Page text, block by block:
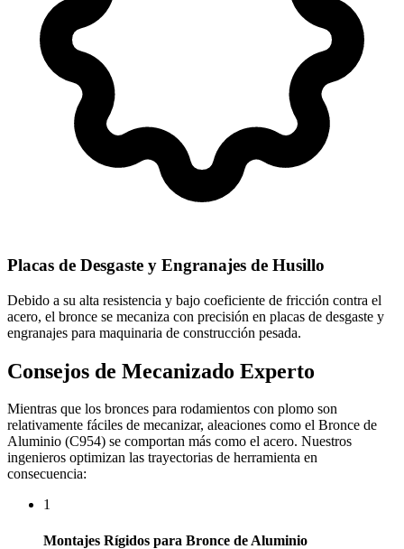
Placas de Desgaste y Engranajes de Husillo
Debido a su alta resistencia y bajo coeficiente de fricción contra el
acero, el bronce se mecaniza con precisión en placas de desgaste y
engranajes para maquinaria de construcción pesada.
Consejos de Mecanizado Experto
Mientras que los bronces para rodamientos con plomo son
relativamente fáciles de mecanizar, aleaciones como el Bronce de
Aluminio (C954) se comportan más como el acero. Nuestros
ingenieros optimizan las trayectorias de herramienta en
consecuencia:
1
Montajes Rígidos para Bronce de Aluminio